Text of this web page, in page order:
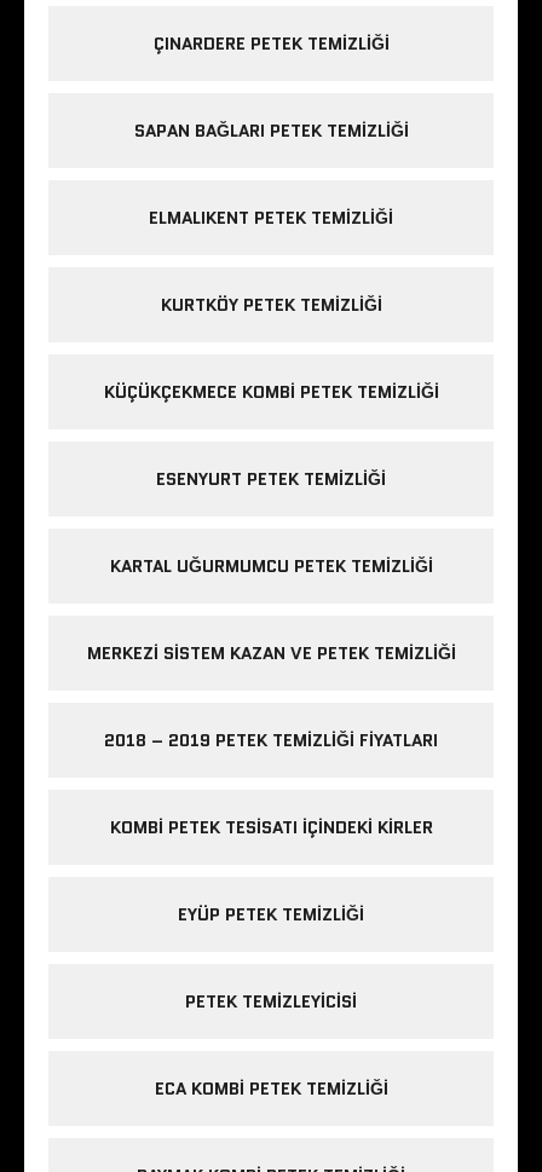
ÇINARDERE PETEK TEMIZLIĞI
SAPAN BAĞLARI PETEK TEMIZLIĞI
ELMALIKENT PETEK TEMIZLIĞI
KURTKÖY PETEK TEMIZLIĞI
KÜÇÜKÇEKMECE KOMBI PETEK TEMIZLIĞI
ESENYURT PETEK TEMIZLIĞI
KARTAL UĞURMUMCU PETEK TEMIZLIĞI
MERKEZI SISTEM KAZAN VE PETEK TEMIZLIĞI
2018 – 2019 PETEK TEMIZLIĞI FIYATLARI
KOMBI PETEK TESISATI IÇINDEKI KIRLER
EYÜP PETEK TEMIZLIĞI
PETEK TEMIZLEYICISI
ECA KOMBI PETEK TEMIZLIĞI